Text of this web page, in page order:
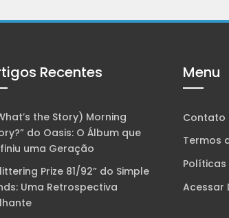
Recentes
the Story) Morning
do Oasis: O Álbum que
uma Geração
Prize 81/92” do Simple
Uma Retrospectiva
Menu
Contato
Termos
Políticas
Acessar